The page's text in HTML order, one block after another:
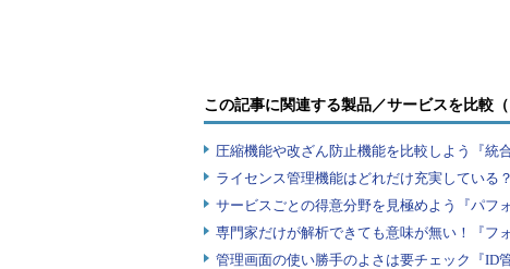
問題4
カーネルコンフィグレーション手順の中で、カ
はどれですか？（1つ選択）
a．make dep
この記事に関連する製品／サービスを比較（
圧縮機能や改ざん防止機能を比較しよう『統
ライセンス管理機能はどれだけ充実している
サービスごとの得意分野を見極めよう『パフ
専門家だけが解析できても意味が無い！『フ
管理画面の使い勝手のよさは要チェック『ID